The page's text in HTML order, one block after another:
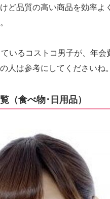
ど品質の高い商品を効率よ
いるコストコ男子が、年会
人は参考にしてくださいね。
（食べ物･日用品）